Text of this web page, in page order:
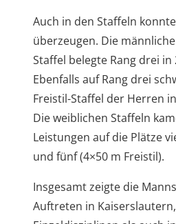
Auch in den Staffeln
überzeugen. Die
Staffel belegte Rang drei in
Ebenfalls auf Rang drei
Freistil-Staffel der Herren
Die weiblichen Staffeln
Leistungen auf die Plätze
und fünf (4×50 m Freistil).
Insgesamt zeigte die
Auftreten in